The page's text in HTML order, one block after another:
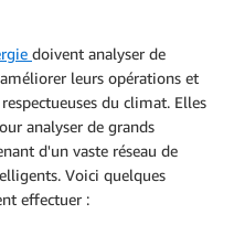
doivent analyser de
leurs opérations et
du climat. Elles
analyser de grands
d'un vaste réseau de
Voici quelques
effectuer :